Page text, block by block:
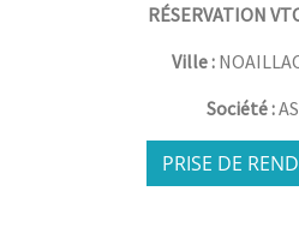
RÉSERVATION
Ville :
Société :
PRISE DE